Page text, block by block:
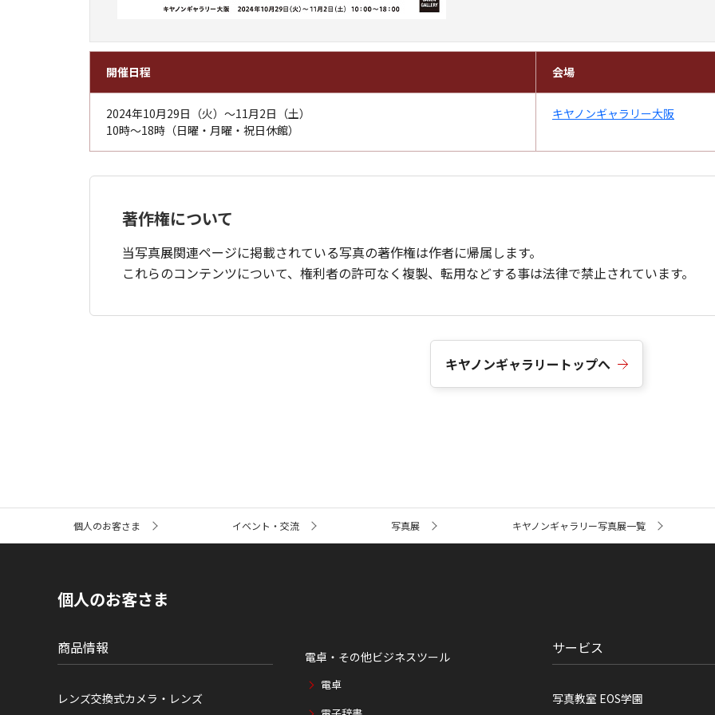
開催日程 会場
2024年10月29日（火）～11月2日（土）
10時～18時（日曜・月曜・祝日休館）
キヤノンギャラリー大阪
著作権について
当写真展関連ページに掲載されている写真の著作権は作者に帰属します。
これらのコンテンツについて、権利者の許可なく複製、転用などする事は法律で禁止されています。
キヤノンギャラリートップへ
ト
個人のお客さま イベント・交流 写真展 キヤノンギャラリー写真展一覧
個人のお客さま
商品情報
レンズ交換式カメラ・レンズ
電卓・その他ビジネスツール
電卓
サービス
写真教室 EOS学園